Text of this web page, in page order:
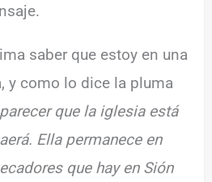
saber que estoy en una
y como lo dice la pluma
que la iglesia está
Ella permanece en
que hay en Sión